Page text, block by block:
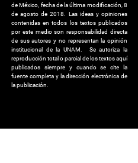
de México, fecha de la última modificación, 8
de agosto de 2018. Las ideas y opiniones
contenidas en todos los textos publicados
por este medio son responsabilidad directa
de sus autores y no representan la opinión
institucional de la UNAM. Se autoriza la
reproducción total o parcial de los textos aquí
publicados siempre y cuando se cite la
fuente completa y la dirección electrónica de
la publicación.